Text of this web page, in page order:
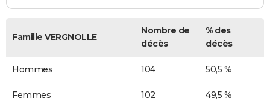
Famille VERGNOLLE
Nombre de
décès
% des
décès
Hommes 104 50,5 %
Femmes 102 49,5 %